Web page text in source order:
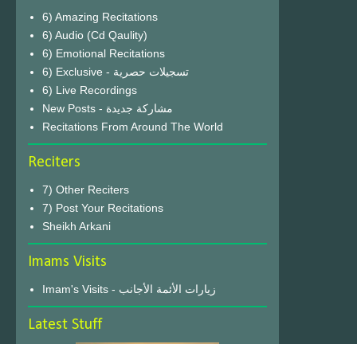
6) Amazing Recitations
6) Audio (Cd Qaulity)
6) Emotional Recitations
6) Exclusive - تسجيلات حصرية
6) Live Recordings
New Posts - مشاركة جديدة
Recitations From Around The World
Reciters
7) Other Reciters
7) Post Your Recitations
Sheikh Arkani
Imams Visits
Imam's Visits - زيارات الأئمة الأجانب
Latest Stuff